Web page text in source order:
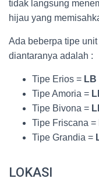
tidak langsung
hijau yang
Ada beberpa tipe
diantaranya adalah :
Tipe Erios = LB
Tipe Amoria =
Tipe Bivona =
Tipe Friscana =
Tipe Grandia =
LOKASI